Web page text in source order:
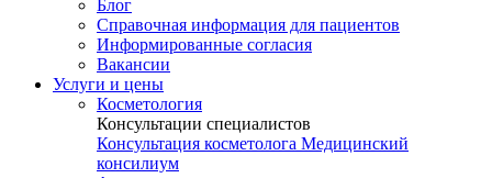
Блог
Справочная информация для пациентов
Информированные согласия
Вакансии
Услуги и цены
Косметология
Консультации специалистов
Консультация косметолога Медицинский
консилиум